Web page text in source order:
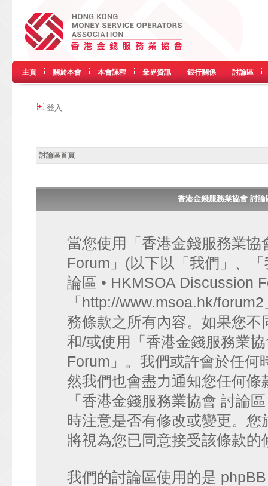
主頁 關於本會 本會課程 業界資訊 銀行關係 討論區
登入
討論區首頁
香港金錢服務業協會 討
當您使用「香港金錢服務業
Forum」(以下以「我們」、
論區 • HKMSOA Discussion
「http://www.msoa.hk/
務條款之所有內容。如果您
和/或使用「香港金錢服務業
Forum」。我們或許會於任何
然我們也會盡力通知您任何
「香港金錢服務業協會 討論
時注意是否有修改或變更。
將視為您已同意接受該條款的
我們的討論區使用的是